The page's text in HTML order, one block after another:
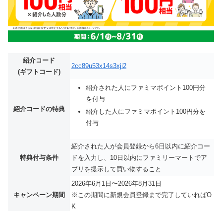
紹介コード
(ギフトコード)
2cc89u53x14s3xji2
紹介コードの特典
紹介された人にファミマポイント100円分
を付与
紹介した人にファミマポイント100円分を
付与
特典付与条件
紹介された人が会員登録から6日以内に紹介コー
ドを入力し、10日以内にファミリーマートでア
プリを提示して買い物すること
キャンペーン期間
2026年6月1日〜2026年8月31日
※この期間に新規会員登録まで完了していればO
K